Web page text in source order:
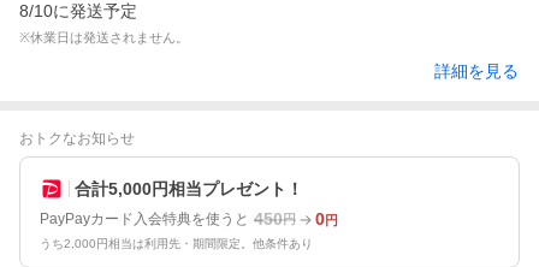
8/10に発送予定
※休業日は発送されません。
詳細を見る
おトクなお知らせ
合計5,000円相当プレゼント！
PayPayカード入会特典を使うと 450円 0円
うち2,000円相当は利用先・期間限定。他条件あり